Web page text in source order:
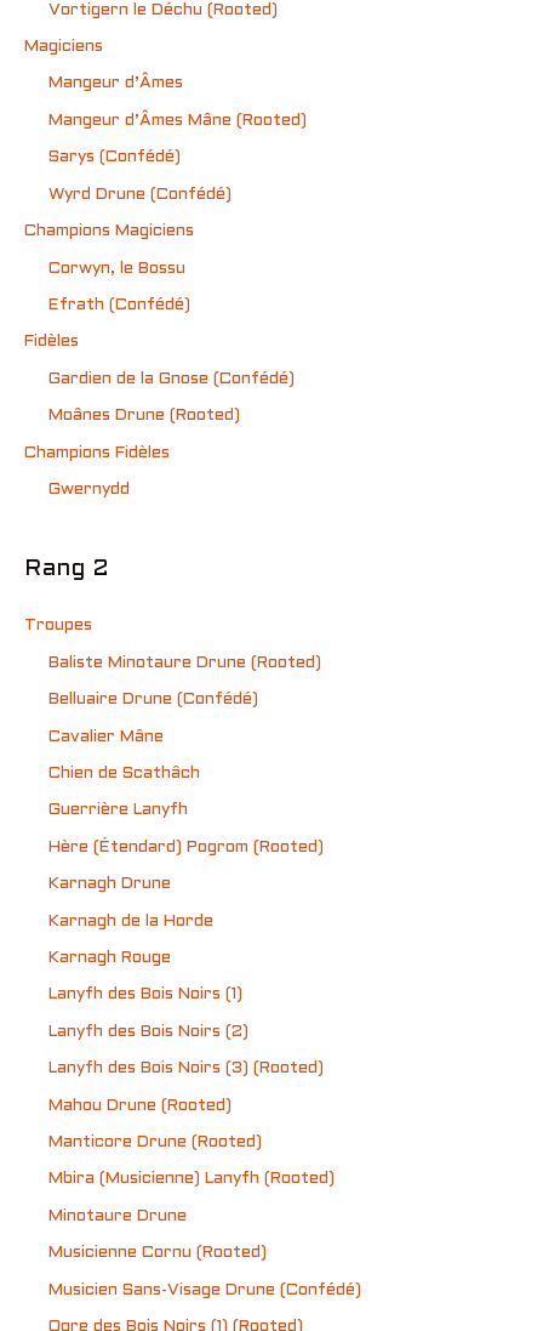
Vortigern le Déchu (Rooted)
Magiciens
Mangeur d’Âmes
Mangeur d’Âmes Mâne (Rooted)
Sarys (Confédé)
Wyrd Drune (Confédé)
Champions Magiciens
Corwyn, le Bossu
Efrath (Confédé)
Fidèles
Gardien de la Gnose (Confédé)
Moânes Drune (Rooted)
Champions Fidèles
Gwernydd
Rang 2
Troupes
Baliste Minotaure Drune (Rooted)
Belluaire Drune (Confédé)
Cavalier Mâne
Chien de Scathâch
Guerrière Lanyfh
Hère (Étendard) Pogrom (Rooted)
Karnagh Drune
Karnagh de la Horde
Karnagh Rouge
Lanyfh des Bois Noirs (1)
Lanyfh des Bois Noirs (2)
Lanyfh des Bois Noirs (3) (Rooted)
Mahou Drune (Rooted)
Manticore Drune (Rooted)
Mbira (Musicienne) Lanyfh (Rooted)
Minotaure Drune
Musicienne Cornu (Rooted)
Musicien Sans-Visage Drune (Confédé)
Ogre des Bois Noirs (1) (Rooted)